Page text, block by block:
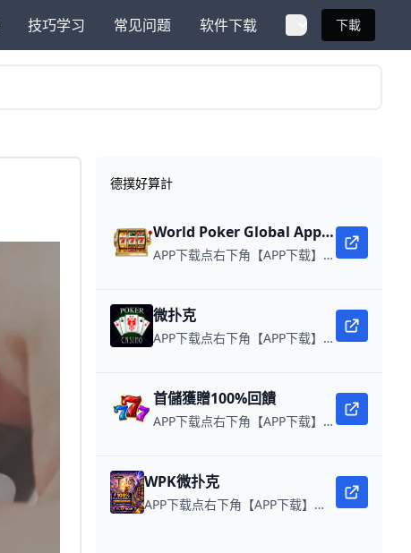
技巧学习 常见问题 软件下载 下載
德撲好算計
World Poker Global App全球微扑克
APP下载点右下角【APP下载】联系客服 每日更新可用链接 在线玩扑克，赢取真钱。
微扑克
APP下载点右下角【APP下载】联系客服 每日更新可用链接 微扑克 WPK真人在线约局，领WPK钻石。
首儲獲贈100%回饋
APP下载点右下角【APP下载】联系客服 每日更新可用链接 每日保底獎池10,000美金
WPK微扑克
APP下载点右下角【APP下载】联系客服 每日更新可用链接 微扑克 WPK真人在线约局，wepoker德州约局，加微信客服上下分，领WPK钻石。